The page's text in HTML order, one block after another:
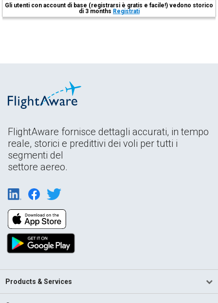
Gli utenti con account di base (registrarsi è gratis e facile!) vedono storico
di 3 months Registrati
FlightAware fornisce dettagli accurati, in tempo
reale, storici e predittivi dei voli per tutti i
segmenti del
settore aereo.
Products & Services